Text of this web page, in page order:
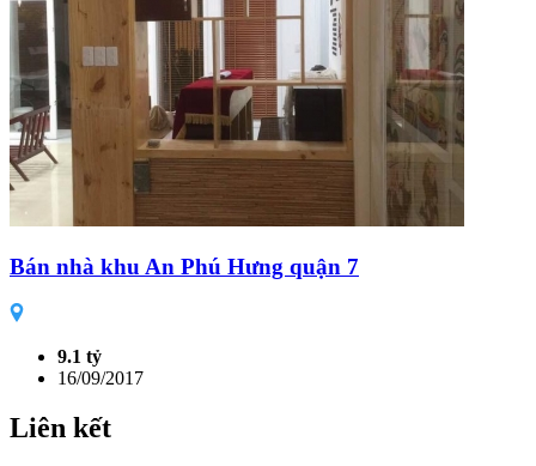
Bán nhà khu An Phú Hưng quận 7
9.1 tỷ
16/09/2017
Liên kết